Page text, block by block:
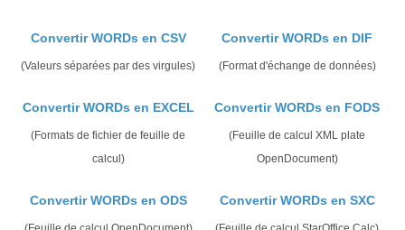
Convertir WORDs en CSV
(Valeurs séparées par des virgules)
Convertir WORDs en DIF
(Format d'échange de données)
Convertir WORDs en EXCEL
(Formats de fichier de feuille de
calcul)
Convertir WORDs en FODS
(Feuille de calcul XML plate
OpenDocument)
Convertir WORDs en ODS Convertir WORDs en SXC